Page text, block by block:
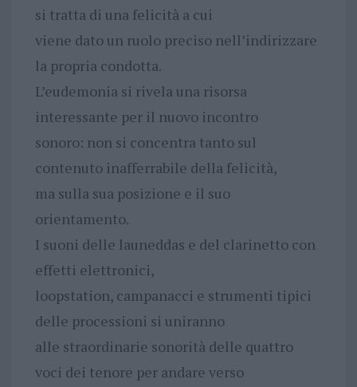
si tratta di una felicità a cui
viene dato un ruolo preciso nell’indirizzare
la propria condotta.
L’eudemonia si rivela una risorsa
interessante per il nuovo incontro
sonoro: non si concentra tanto sul
contenuto inafferrabile della felicità,
ma sulla sua posizione e il suo
orientamento.
I suoni delle launeddas e del clarinetto con
effetti elettronici,
loopstation, campanacci e strumenti tipici
delle processioni si uniranno
alle straordinarie sonorità delle quattro
voci dei tenore per andare verso